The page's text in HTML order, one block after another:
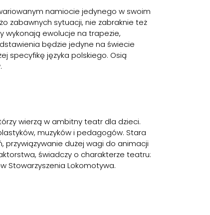
namiocie jedynego w swoim
zabawnych sytuacji, nie zabraknie też
wykonają ewolucje na trapezie,
będzie jedyne na świecie
specyfikę języka polskiego. Osią
wierzą w ambitny teatr dla dzieci.
muzyków i pedagogów. Stara
przywiązywanie dużej wagi do animacji
świadczy o charakterze teatru:
Stowarzyszenia Lokomotywa.